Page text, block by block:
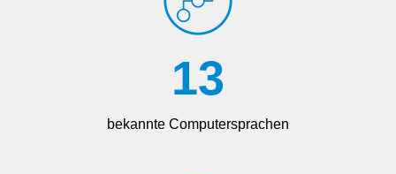
13
bekannte Computersprachen